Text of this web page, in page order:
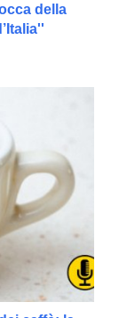
della